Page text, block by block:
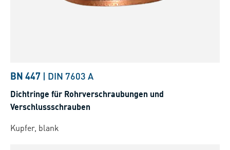
BN 447 | DIN 7603 A
Dichtringe für Rohrverschraubungen und
Verschlussschrauben
Kupfer, blank